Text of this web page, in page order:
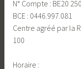
N° Compte : BE20
BCE : 0446.997.081
Centre agréé par la
100
Horaire :